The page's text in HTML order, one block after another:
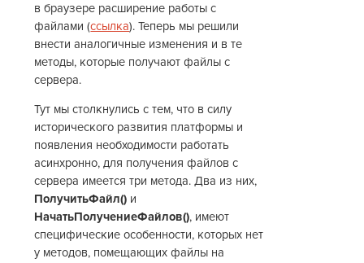
в браузере расширение работы с
файлами (ссылка). Теперь мы решили
внести аналогичные изменения и в те
методы, которые получают файлы с
сервера.
Тут мы столкнулись с тем, что в силу
исторического развития платформы и
появления необходимости работать
асинхронно, для получения файлов с
сервера имеется три метода. Два из них,
ПолучитьФайл() и
НачатьПолучениеФайлов(), имеют
специфические особенности, которых нет
у методов, помещающих файлы на